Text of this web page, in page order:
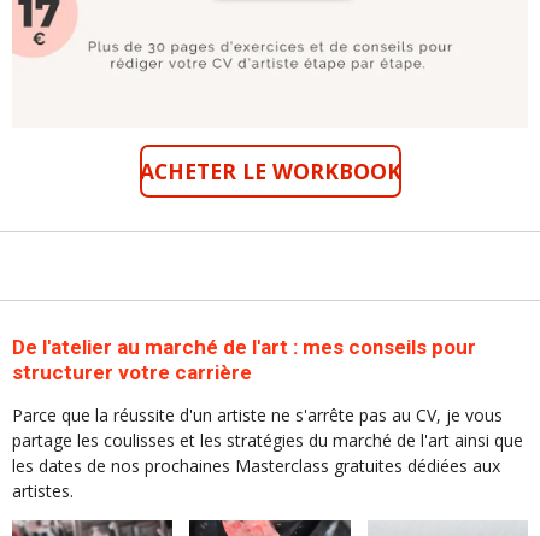
ACHETER LE WORKBOOK
De l'atelier au marché de l'art : mes conseils pour
structurer votre carrière
Parce que la réussite d'un artiste ne s'arrête pas au CV, je vous
partage les coulisses et les stratégies du marché de l'art ainsi que
les dates de nos prochaines Masterclass gratuites dédiées aux
artistes.